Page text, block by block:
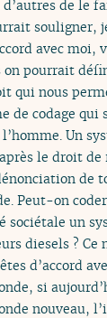
de le
souligner,
avec moi,
on pourrait
qui nous
de codage qui
Un
le droit de
de
Peut-on
sociétale un
diesels ? Ce
d’accord
si
nouveau,